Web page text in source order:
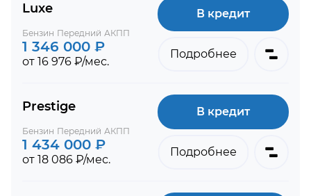
Luxe
Бензин Передний АКПП
1 346 000 ₽
от 16 976 ₽/мес.
В кредит
Подробнее
Prestige
Бензин Передний АКПП
1 434 000 ₽
от 18 086 ₽/мес.
В кредит
Подробнее